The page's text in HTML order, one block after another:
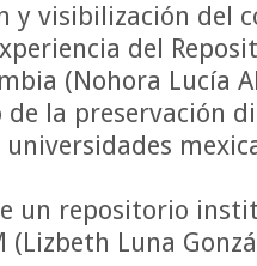
y visibilización del
del
(Nohora Lucía
de la preservación
un repositorio
(Lizbeth Luna